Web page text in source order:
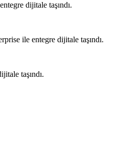
dijitale taşındı.
ile entegre dijitale taşındı.
taşındı.